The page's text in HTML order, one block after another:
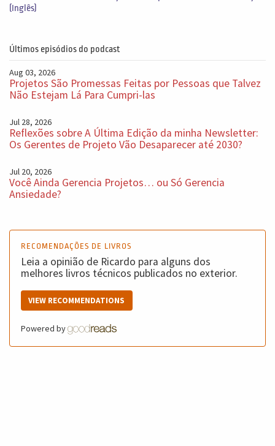
(Inglês)
Últimos episódios do podcast
Aug 03, 2026
Projetos São Promessas Feitas por Pessoas que Talvez
Não Estejam Lá Para Cumpri-las
Jul 28, 2026
Reflexões sobre A Última Edição da minha Newsletter:
Os Gerentes de Projeto Vão Desaparecer até 2030?
Jul 20, 2026
Você Ainda Gerencia Projetos… ou Só Gerencia
Ansiedade?
RECOMENDAÇÕES DE LIVROS
Leia a opinião de Ricardo para alguns dos
melhores livros técnicos publicados no exterior.
VIEW RECOMMENDATIONS
Powered by